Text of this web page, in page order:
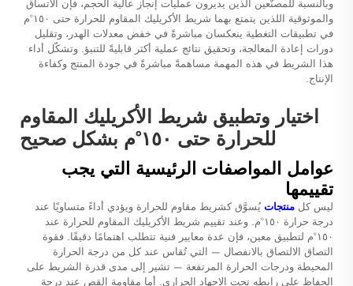
وبالنسبة للمصنّعين الذين يديرون عمليات إنجاز عالية الحجم، فإن الاتساق
والموثوقية اللذين يتمتع بهما شريط الأكريليك المقاوم للحرارة حتى ١٥٠°م
في تطبيقات التغطية ينعكسان مباشرةً في خفض معدلات الهدر، وتقليل
دورات إعادة المعالجة، وتحقيق نتائج عملية أكثر قابليةً للتنبؤ. وتشكّل أداء
هذا الشريط في هذه المهمة مساهمةً مباشرةً في جودة المنتج وكفاءة
الإنتاج.
اختيار وتطبيق شريط الأكريليك المقاوم
للحرارة حتى ١٥٠°م بشكل صحيح
عوامل المواصفات الرئيسية التي يجب
تقييمها
ليس كل منتجات يُسوَّق كشريط مقاوم للحرارة ويؤدي أداءً متساويًا عند
درجة حرارة ١٥٠°م. وعند تقييم شريط الأكريليك المقاوم للحرارة عند
١٥٠°م لتطبيق معين، فإن عدة معايير فنية تتطلب اهتمامًا دقيقًا. فقوة
التصاق الالتصاق بالانفصال — التي تُقاس عند كل من درجة الحرارة
المحيطة ودرجات الحرارة المرتفعة — تشير إلى مدى قدرة الشريط على
الحفاظ على رابطه تحت الإجهاد الحراري. أما مقاومة القص عند درجة